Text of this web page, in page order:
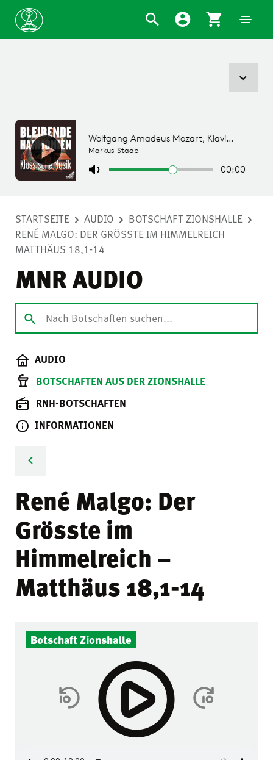
STARTSEITE AUDIO
BOTSCHAFT ZIONSHALLE
RENÉ MALGO: DER GRÖSSTE IM HIMMELREICH –
MATTHÄUS 18,1-14
MNR AUDIO
AUDIO
BOTSCHAFTEN AUS DER ZIONSHALLE
RNH-BOTSCHAFTEN
INFORMATIONEN
René Malgo: Der
Grösste im
Himmelreich –
Matthäus 18,1-14
Botschaft Zionshalle